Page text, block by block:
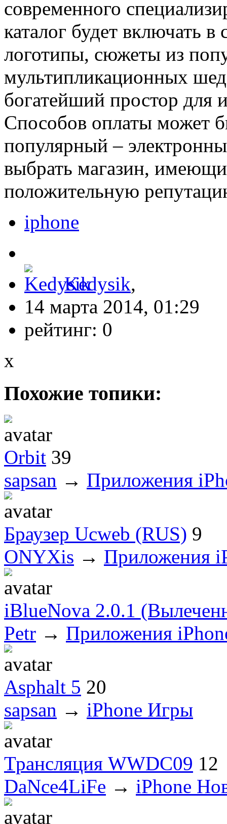
современного
каталог будет включать
логотипы, сюжеты из
мультипликационных
богатейший простор для
Способов оплаты может
популярный –
выбрать магазин,
положительную
iphone
Kedysik,
14 марта 2014, 01:29
рейтинг: 0
x
Похожие топики:
Orbit 39
sapsan → Приложения
Браузер Ucweb (RUS) 9
ONYXis → Приложения
iBlueNova 2.0.1
Petr → Приложения
Asphalt 5 20
sapsan → iPhone Игры
Трансляция WWDC09 12
DaNce4LiFe → iPhone